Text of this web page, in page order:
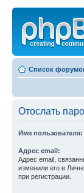
Список
Отослать
Имя пользователя:
Адрес email:
Адрес email,
изменили его в
при регистрации.